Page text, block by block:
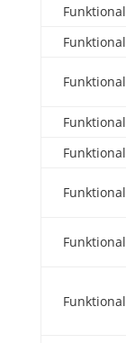
Funktional
Funktional
Funktional
Funktional
Funktional
Funktional
Funktional
Funktional